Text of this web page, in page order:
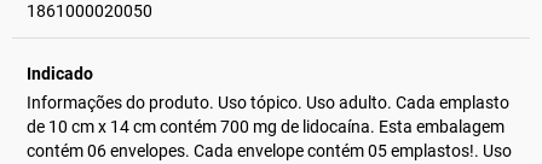
1861000020050
Indicado
Informações do produto. Uso tópico. Uso adulto. Cada emplasto
de 10 cm x 14 cm contém 700 mg de lidocaína. Esta embalagem
contém 06 envelopes. Cada envelope contém 05 emplastos!. Uso